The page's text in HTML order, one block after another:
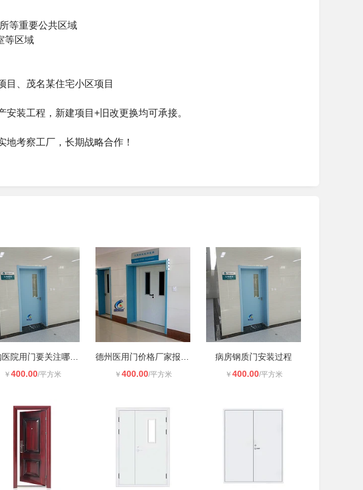
等重要公共区域
等区域
目、茂名某住宅小区项目
装工程，新建项目+旧改更换均可承接。
考察工厂，长期战略合作！
￥ 400.00/平方米 ￥ 400.00/平方米
病房钢质门安装过程
￥ 400.00/平方米